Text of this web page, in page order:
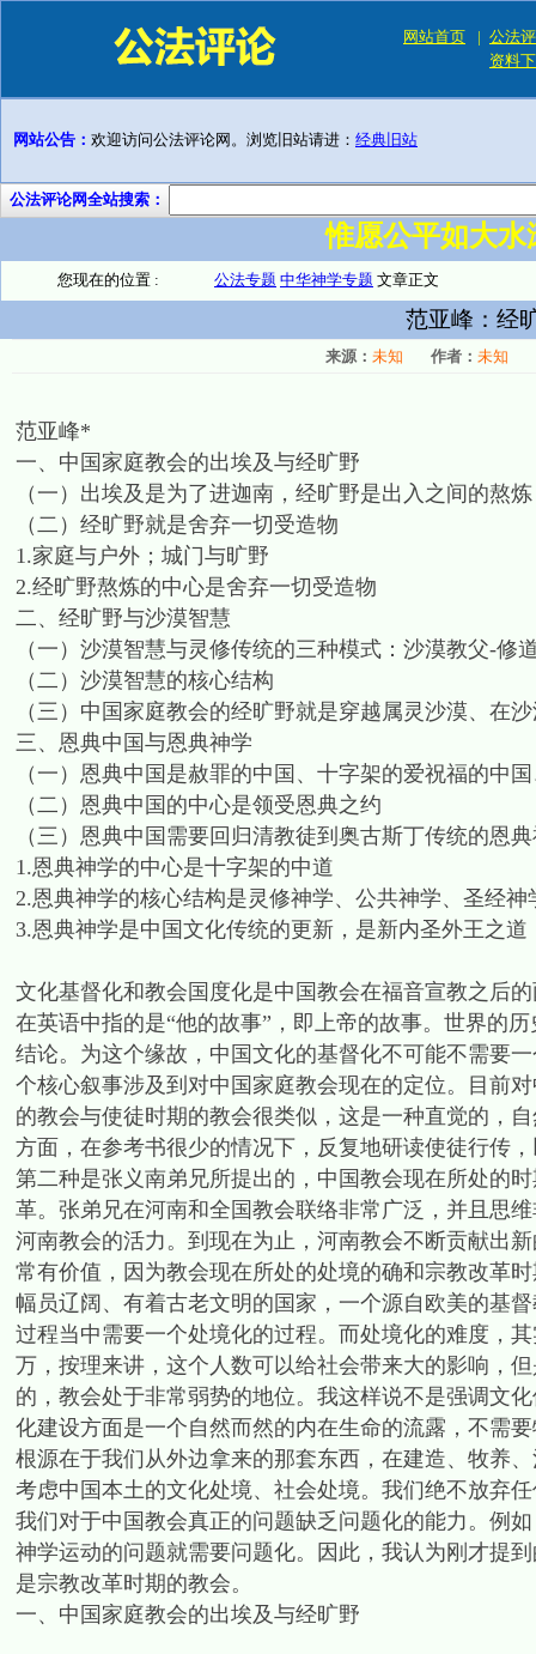
网站首页 | 公法
资料
网站公告： 欢迎访问公法评论网。浏览旧站请进： 经典旧站
公法评论网全站搜索：
惟愿公平如大
您现在的位置 : 公法专题 中华神学专题 文章正文
范亚峰：经
来源： 未知 作者： 未知
范亚峰*
一、中国家庭教会的出埃及与经旷野
（一）出埃及是为了进迦南，经旷野是出入之间的熬炼
（二）经旷野就是舍弃一切受造物
1.家庭与户外；城门与旷野
2.经旷野熬炼的中心是舍弃一切受造物
二、经旷野与沙漠智慧
（一）沙漠智慧与灵修传统的三种模式：沙漠教父-修
（二）沙漠智慧的核心结构
（三）中国家庭教会的经旷野就是穿越属灵沙漠、在
三、恩典中国与恩典神学
（一）恩典中国是赦罪的中国、十字架的爱祝福的中
（二）恩典中国的中心是领受恩典之约
（三）恩典中国需要回归清教徒到奥古斯丁传统的恩
1.恩典神学的中心是十字架的中道
2.恩典神学的核心结构是灵修神学、公共神学、圣经神
3.恩典神学是中国文化传统的更新，是新内圣外王之道
文化基督化和教会国度化是中国教会在福音宣教之后
在英语中指的是“他的故事”，即上帝的故事。世界的
结论。为这个缘故，中国文化的基督化不可能不需要
个核心叙事涉及到对中国家庭教会现在的定位。目前
的教会与使徒时期的教会很类似，这是一种直觉的，
方面，在参考书很少的情况下，反复地研读使徒行传
第二种是张义南弟兄所提出的，中国教会现在所处的
革。张弟兄在河南和全国教会联络非常广泛，并且思
河南教会的活力。到现在为止，河南教会不断贡献出
常有价值，因为教会现在所处的处境的确和宗教改革
幅员辽阔、有着古老文明的国家，一个源自欧美的基
过程当中需要一个处境化的过程。而处境化的难度，
万，按理来讲，这个人数可以给社会带来大的影响，
的，教会处于非常弱势的地位。我这样说不是强调文
化建设方面是一个自然而然的内在生命的流露，不需
根源在于我们从外边拿来的那套东西，在建造、牧养
考虑中国本土的文化处境、社会处境。我们绝不放弃
我们对于中国教会真正的问题缺乏问题化的能力。例
神学运动的问题就需要问题化。因此，我认为刚才提
是宗教改革时期的教会。
一、中国家庭教会的出埃及与经旷野